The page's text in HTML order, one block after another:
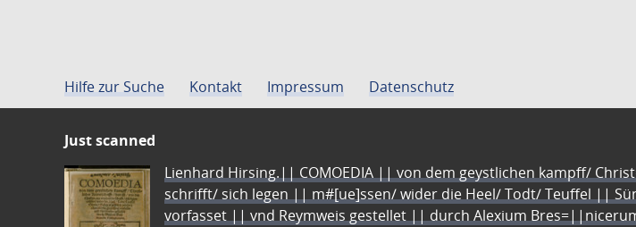
Hilfe zur Suche Kontakt Impressum Datenschutz
Just scanned
Lienhard Hirsing.|| COMOEDIA || von dem geystlichen kampff/
schrifft/ sich legen || m#[ue]ssen/ wider die Heel/ Todt/ Teuffel ||
vorfasset || vnd Reymweis gestellet || durch Alexium